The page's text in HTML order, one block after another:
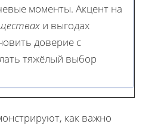
моменты. Акцент на
и выгодах
доверие с
тяжёлый выбор
как важно